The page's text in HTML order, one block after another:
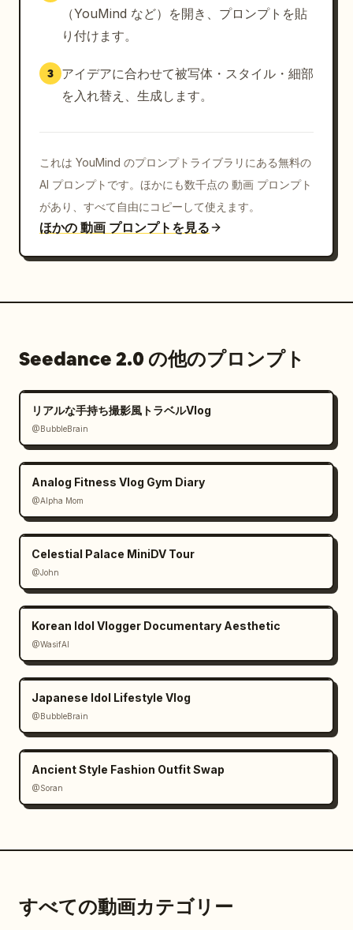
目的：さりげない推奨と締めくくり。
テキストオーバーレイ：
最終 CTA：
「あなたなら履く？ 👇」
（YouMind など）を開き、プロンプトを貼
り付けます。
3
アイデアに合わせて被写体・スタイル・細部
を入れ替え、生成します。
これは YouMind のプロンプトライブラリにある無料の
AI プロンプトです。ほかにも数千点の 動画 プロンプト
があり、すべて自由にコピーして使えます。
ほかの 動画 プロンプトを見る
Seedance 2.0 の他のプロンプト
リアルな手持ち撮影風トラベルVlog
@BubbleBrain
Analog Fitness Vlog Gym Diary
@Alpha Mom
Celestial Palace MiniDV Tour
@John
Korean Idol Vlogger Documentary Aesthetic
@WasifAI
Japanese Idol Lifestyle Vlog
@BubbleBrain
Ancient Style Fashion Outfit Swap
@Soran
すべての動画カテゴリー